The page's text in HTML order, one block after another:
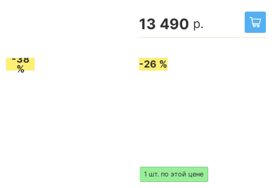
13 490 р.
-38
%
-26 %
1 шт. по этой цене